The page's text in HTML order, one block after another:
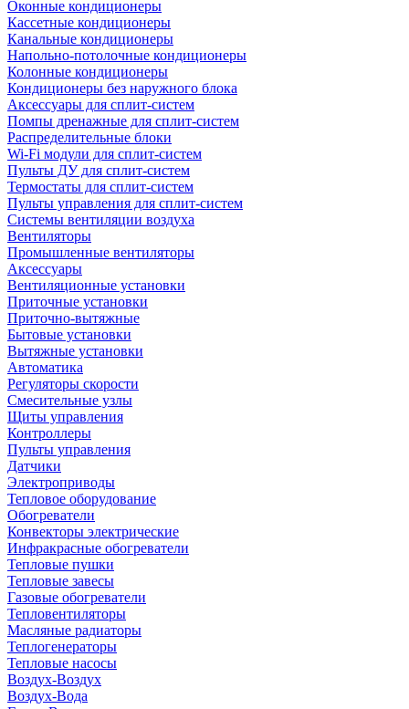
Оконные кондиционеры
Кассетные кондиционеры
Канальные кондиционеры
Напольно-потолочные кондиционеры
Колонные кондиционеры
Кондиционеры без наружного блока
Аксессуары для сплит-систем
Помпы дренажные для сплит-систем
Распределительные блоки
Wi-Fi модули для сплит-систем
Пульты ДУ для сплит-систем
Термостаты для сплит-систем
Пульты управления для сплит-систем
Системы вентиляции воздуха
Вентиляторы
Промышленные вентиляторы
Аксессуары
Вентиляционные установки
Приточные установки
Приточно-вытяжные
Бытовые установки
Вытяжные установки
Автоматика
Регуляторы скорости
Смесительные узлы
Щиты управления
Контроллеры
Пульты управления
Датчики
Электроприводы
Тепловое оборудование
Обогреватели
Конвекторы электрические
Инфракрасные обогреватели
Тепловые пушки
Тепловые завесы
Газовые обогреватели
Тепловентиляторы
Масляные радиаторы
Теплогенераторы
Тепловые насосы
Воздух-Воздух
Воздух-Вода